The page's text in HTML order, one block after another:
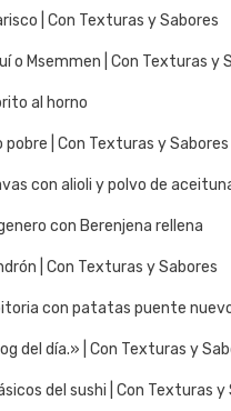
| Con Texturas y Sabores
o Msemmen | Con Texturas y
al horno
pobre | Con Texturas y Sabores
con alioli y polvo de
con Berenjena rellena
| Con Texturas y Sabores
con patatas puente
del día.» | Con Texturas y
del sushi | Con Texturas y